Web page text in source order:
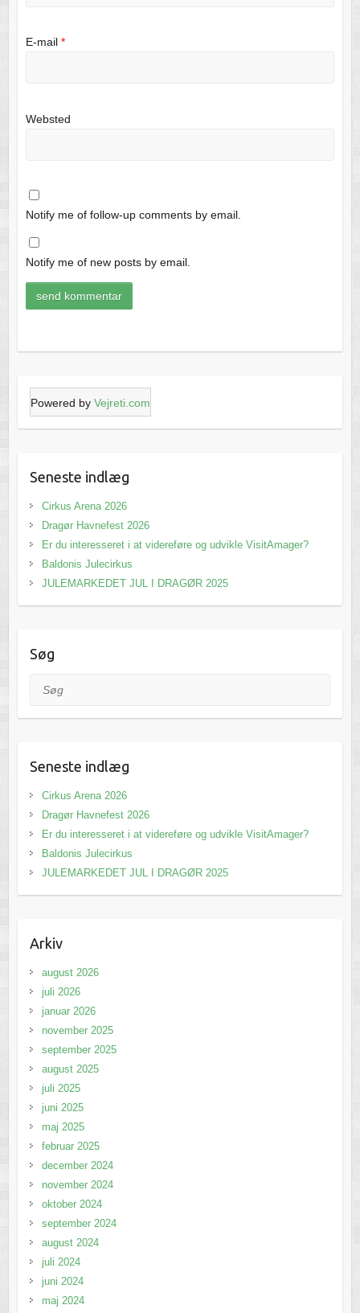
E-mail *
Websted
Notify me of follow-up comments by email.
Notify me of new posts by email.
Powered by Vejreti.com
Seneste indlæg
Cirkus Arena 2026
Dragør Havnefest 2026
Er du interesseret i at videreføre og udvikle VisitAmager?
Baldonis Julecirkus
JULEMARKEDET JUL I DRAGØR 2025
Søg
Søg
Seneste indlæg
Cirkus Arena 2026
Dragør Havnefest 2026
Er du interesseret i at videreføre og udvikle VisitAmager?
Baldonis Julecirkus
JULEMARKEDET JUL I DRAGØR 2025
Arkiv
august 2026
juli 2026
januar 2026
november 2025
september 2025
august 2025
juli 2025
juni 2025
maj 2025
februar 2025
december 2024
november 2024
oktober 2024
september 2024
august 2024
juli 2024
juni 2024
maj 2024